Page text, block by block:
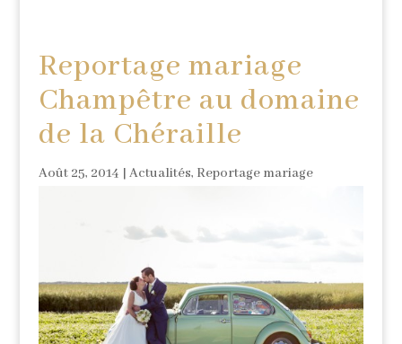
Reportage mariage
Champêtre au domaine
de la Chéraille
Août 25, 2014 | Actualités, Reportage mariage